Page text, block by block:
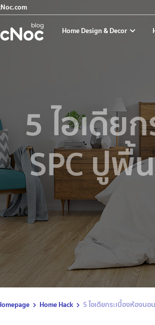
Home Design & Decor
5 ไอเดีย
SPC ปู
Home Hack 5 ไอเดียกระเบื้องห้องน